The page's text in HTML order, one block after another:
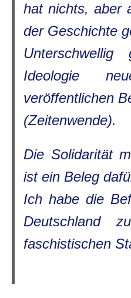
hat nichts, aber
der Geschichte
Ideologie
veröffentlichen
(Zeitenwende).
Die Solidarität
ist ein Beleg
Ich habe die
Deutschland
faschistischen